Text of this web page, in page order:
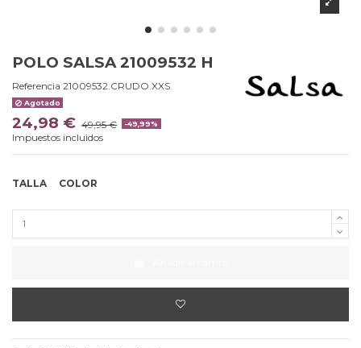
POLO SALSA 21009532 H
Referencia 21009532.CRUDO.XXS
Agotado
24,98 € 49,95 € -49,99%
Impuestos incluidos
TALLA COLOR